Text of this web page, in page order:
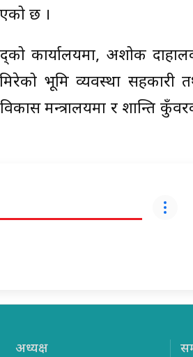
छ ।
कार्यालयमा, अशोक
भूमि व्यवस्था सहकारी
विकास मन्त्रालयमा र शान्ति
अध्यक्ष